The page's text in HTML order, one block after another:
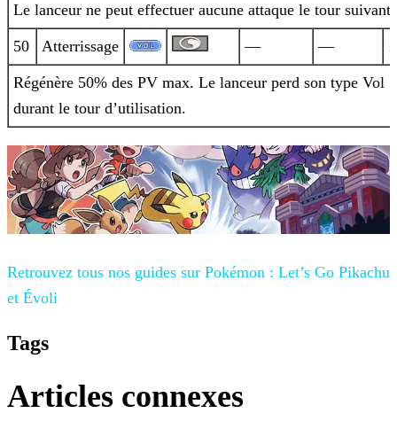
Le lanceur ne peut effectuer aucune attaque le tour suivant.
50 Atterrissage — —
Régénère 50% des PV max. Le lanceur perd son type Vol
durant le tour d’utilisation.
Retrouvez tous nos guides sur Pokémon : Let’s Go Pikachu
et Évoli
Tags
Articles connexes